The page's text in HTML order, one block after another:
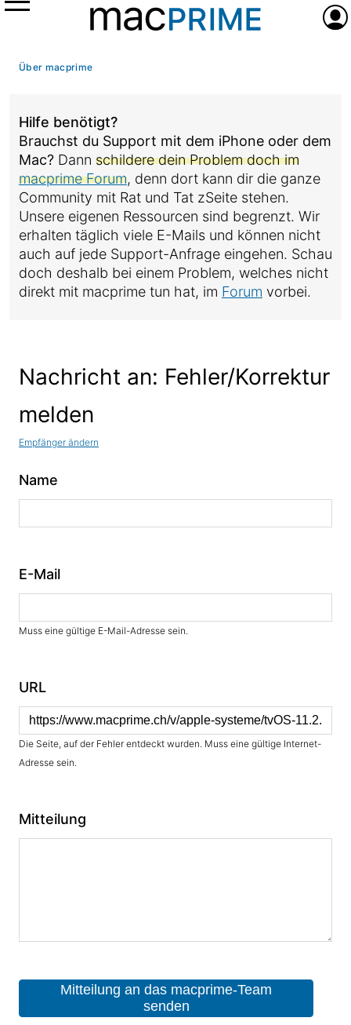
Menü
Über macprime
Hilfe benötigt?
Brauchst du Support mit dem iPhone oder dem
Mac? Dann schildere dein Problem doch im
macprime Forum, denn dort kann dir die ganze
Community mit Rat und Tat zSeite stehen.
Unsere eigenen Ressourcen sind begrenzt. Wir
erhalten täglich viele E-Mails und können nicht
auch auf jede Support-Anfrage eingehen. Schau
doch deshalb bei einem Problem, welches nicht
direkt mit macprime tun hat, im Forum vorbei.
Nachricht an: Fehler/Korrektur
melden
Empfänger ändern
Name
E-Mail
Muss eine gültige E-Mail-Adresse sein.
URL
Die Seite, auf der Fehler entdeckt wurden. Muss eine gültige Internet-
Adresse sein.
Mitteilung
Mitteilung an das macprime-Team
senden